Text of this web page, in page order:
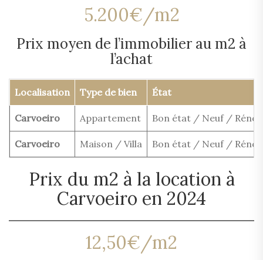
5.200€/m2
Prix moyen de l’immobilier au m2 à
l’achat
Localisation Type de bien État
Carvoeiro Appartement Bon état / Neuf /
Carvoeiro Maison / Villa Bon état / Neuf /
Prix du m2 à la location à
Carvoeiro en 2024
12,50€/m2